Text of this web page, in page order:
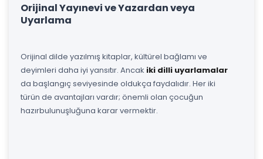
Orijinal Yayınevi ve Yazardan veya
Uyarlama
Orijinal dilde yazılmış kitaplar, kültürel bağlamı ve
deyimleri daha iyi yansıtır. Ancak iki dilli uyarlamalar
da başlangıç seviyesinde oldukça faydalıdır. Her iki
türün de avantajları vardır; önemli olan çocuğun
hazırbulunuşluğuna karar vermektir.